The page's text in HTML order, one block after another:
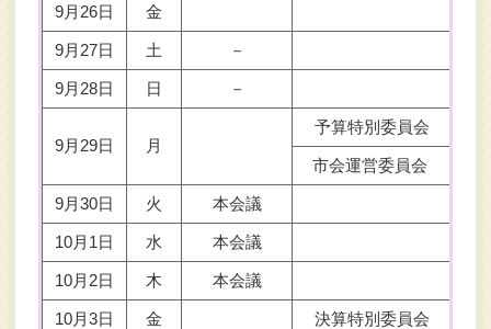
9月26日 金
9月27日 土 －
9月28日 日 －
9月29日 月
予算特別委員会
市会運営委員会
9月30日 火 本会議
10月1日 水 本会議
10月2日 木 本会議
10月3日 金 決算特別委員会